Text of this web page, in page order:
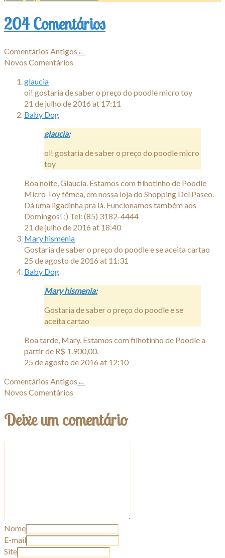
204 Comentários
Comentários Antigos ←
Novos Comentários
glaucia
oi! gostaria de saber o preço do poodle micro toy
21 de julho de 2016 at 17:11
Baby Dog
glaucia:
oi! gostaria de saber o preço do poodle micro
toy
Boa noite, Glaucia. Estamos com filhotinho de Poodle
Micro Toy fêmea, em nossa loja do Shopping Del Paseo.
Dá uma ligadinha pra lá. Funcionamos também aos
Domingos! :) Tel: (85) 3182-4444
21 de julho de 2016 at 18:40
Mary hismenia
Gostaria de saber o preço do poodle e se aceita cartao
25 de agosto de 2016 at 11:31
Baby Dog
Mary hismenia:
Gostaria de saber o preço do poodle e se
aceita cartao
Boa tarde, Mary. Estamos com filhotinho de Poodle a
partir de R$ 1.900,00.
25 de agosto de 2016 at 12:10
Comentários Antigos ←
Novos Comentários
Deixe um comentário
Nome
E-mail
Site